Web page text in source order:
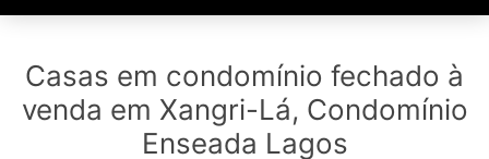
Casas em condomínio fechado à
venda em Xangri-Lá, Condomínio
Enseada Lagos